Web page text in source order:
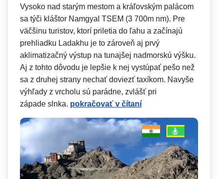
Vysoko nad starým mestom a kráľovským palácom
sa týči kláštor Namgyal TSEM (3 700m nm). Pre
väčšinu turistov, ktorí priletia do ľahu a začínajú
prehliadku Ladakhu je to zároveň aj prvý
aklimatizačný výstup na tunajšej nadmorskú výšku.
Aj z tohto dôvodu je lepšie k nej vystúpať pešo než
sa z druhej strany nechať doviezť taxíkom. Navyše
výhľady z vrcholu sú parádne, zvlášť pri
západe slnka. pokračovať v čítaní